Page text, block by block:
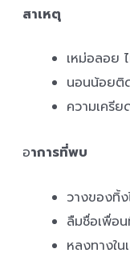
สาเหตุ
เหม่อลอย
นอนน้อยติ
ความเครี
อาการที่พบ
วางของทิ้
ลืมชื่อเพื่อน
หลงทางใน